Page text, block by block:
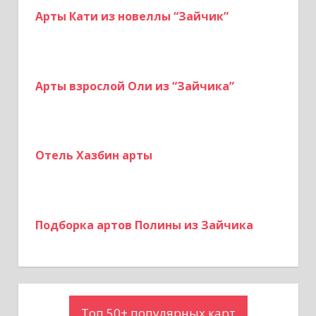
Арты Кати из новеллы “Зайчик”
Арты взрослой Оли из “Зайчика”
Отель Хазбин арты
Подборка артов Полины из Зайчика